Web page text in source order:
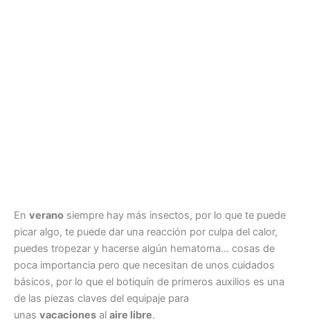
En verano siempre hay más insectos, por lo que te puede
picar algo, te puede dar una reacción por culpa del calor,
puedes tropezar y hacerse algún hematoma… cosas de
poca importancia pero que necesitan de unos cuidados
básicos, por lo que el botiquín de primeros auxilios es una
de las piezas claves del equipaje para
unas vacaciones al aire libre.